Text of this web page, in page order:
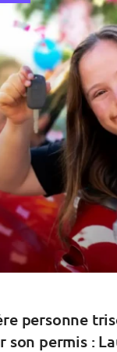
personne
son permis :